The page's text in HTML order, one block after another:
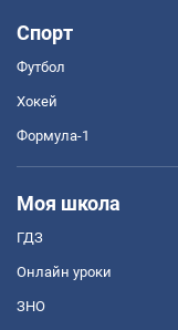
Спорт
Футбол
Хокей
Формула-1
Моя школа
ГДЗ
Онлайн уроки
ЗНО